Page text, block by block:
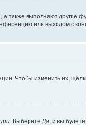
также выполняют другие
или выходом с
Чтобы изменить их,
. ВыберитеДа, и вы